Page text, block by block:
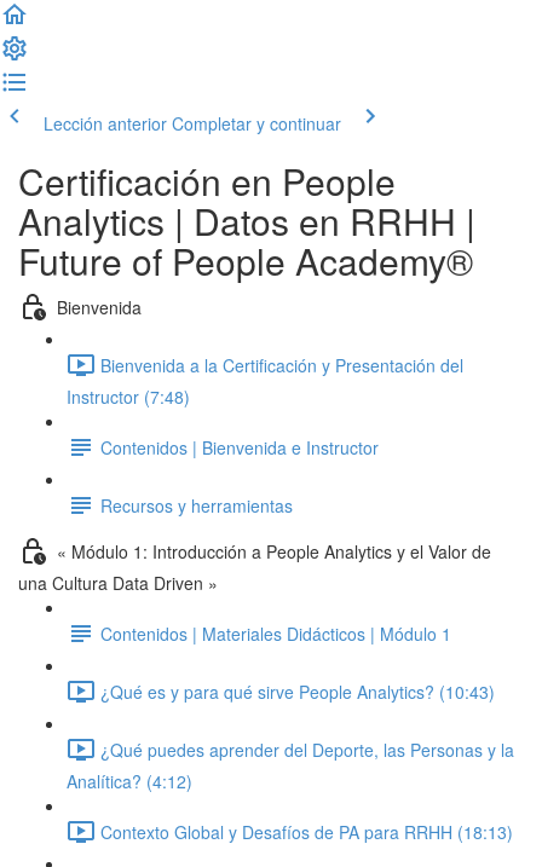
Lección anterior Completar y continuar
Certificación en People
Analytics | Datos en RRHH |
Future of People Academy®
Bienvenida
Bienvenida a la Certificación y Presentación del
Instructor (7:48)
Contenidos | Bienvenida e Instructor
Recursos y herramientas
« Módulo 1: Introducción a People Analytics y el Valor de
una Cultura Data Driven »
Contenidos | Materiales Didácticos | Módulo 1
¿Qué es y para qué sirve People Analytics? (10:43)
¿Qué puedes aprender del Deporte, las Personas y la
Analítica? (4:12)
Contexto Global y Desafíos de PA para RRHH (18:13)